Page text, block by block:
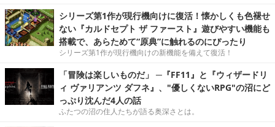
シリーズ第1作が現行機向けに復活！懐かしくも色褪せ
ない『カルドセプト ザ ファースト』遊びやすい機能も
搭載で、あらためて“原典”に触れるのにぴったり
シリーズ第1作が現行機向けの新機能を備えて復活！
「冒険は楽しいものだ」 ─『FF11』と『ウィザードリ
ィ ヴァリアンツ ダフネ』、"優しくないRPG"の沼にど
っぷり沈んだ4人の話
ふたつの沼の住人たちが語る奥深さとは。